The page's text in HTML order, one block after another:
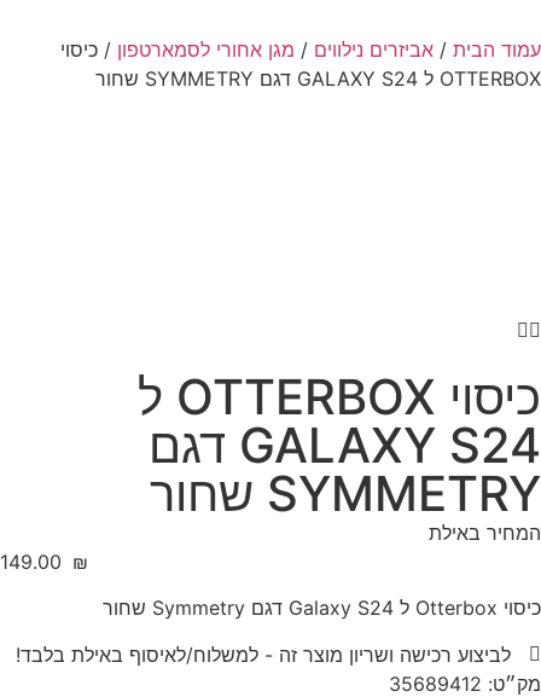
עמוד הבית / אביזרים נילווים / מגן אחורי לסמארטפון / כיסוי
OTTERBOX ל GALAXY S24 דגם SYMMETRY שחור
כיסוי OTTERBOX ל
GALAXY S24 דגם
SYMMETRY שחור
המחיר באילת
‎149.00 ₪
כיסוי Otterbox ל Galaxy S24 דגם Symmetry שחור
לביצוע רכישה ושריון מוצר זה - למשלוח/לאיסוף באילת בלבד!
מק״ט: 35689412